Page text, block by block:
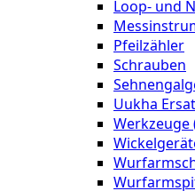
Loop- und
Pfeilzähler
Schrauben
Uukha
Werkzeuge